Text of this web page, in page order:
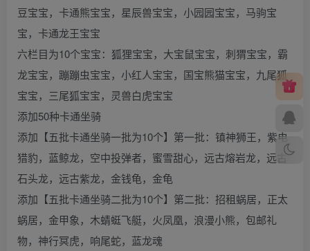
豆宝宝，卡通熊宝宝，星辰兽宝宝，小园园宝宝，马驹宝
宝，卡通龙王宝宝
六栏目为10个宝宝：狐狸宝宝，大宝鼠宝宝，刺猬宝宝，霸
龙宝宝，蹦蹦虫宝宝，小红人宝宝，国宝熊猫宝宝，九尾狐
宝宝，三尾狐宝宝，灵兽白虎宝宝
添加50种卡通坐骑
添加【五批卡通坐骑一批为10个】第一批：镇神狮王，紫电
猎豹，蓝鲸龙，空中投弹者，蜜雪甜心，远古熔岩龙，远古
石头龙，远古紫龙，金钱龟，金龟
添加【五批卡通坐骑二批为10个】第二批：招租蜗居，正太
蜗居，金甲象，木蜻蜓飞艇，火凤凰，浪漫小熊，包邮礼
物，神行冥虎，响尾蛇，蓝龙魂